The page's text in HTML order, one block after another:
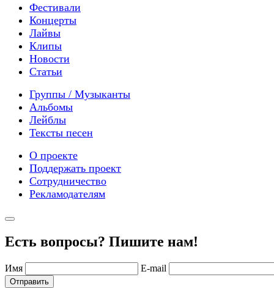
Фестивали
Концерты
Лайвы
Клипы
Новости
Статьи
Группы / Музыканты
Альбомы
Лейблы
Тексты песен
О проекте
Поддержать проект
Сотрудничество
Рекламодателям
Есть вопросы? Пишите нам!
Имя E-mail